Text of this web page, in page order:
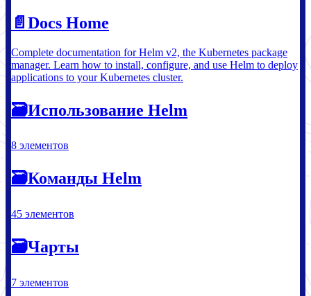
📄️ Docs Home
Complete documentation for Helm v2, the Kubernetes package
manager. Learn how to install, configure, and use Helm to deploy
applications to your Kubernetes cluster.
🗃Использование Helm
8 элементов
🗃Команды Helm
45 элементов
🗃Чарты
7 элементов